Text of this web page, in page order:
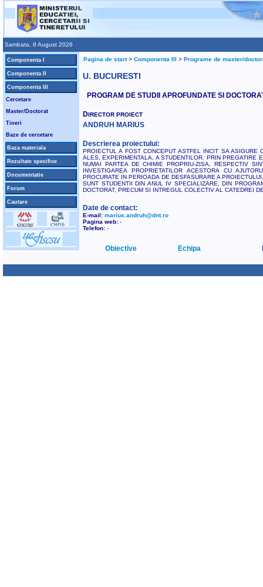
Sambata, 8 August 2026
Componenta I
Componenta II
Componenta III
Cercetare
Master/Doctorat
Tineri
Baze de cercetare
Baza materiala
Rezultate specifice
Documentatie
Forum
Cautare
Pagina de start> Componenta III > Programe de master/
U. BUCURESTI
PROGRAM DE STUDII APROFUNDATE SI
DIRECTOR PROIECT
ANDRUH MARIUS
Descrierea proiectului:
PROIECTUL A FOST CONCEPUT ASTFEL INCIT SA ASIGURE
ALES, EXPERIMENTALA, A STUDENTILOR. PRIN PREGATIRE
NUMAI PARTEA DE CHIMIE PROPRIU-ZISA, RESPECTIV
INVESTIGAREA PROPRIETATILOR ACESTORA CU
PROCURATE IN PERIOADA DE DESFASURARE A
SUNT STUDENTII DIN ANUL IV SPECIALIZARE, DIN
DOCTORAT, PRECUM SI INTREGUL COLECTIV AL CATEDREI
Date de contact:
E-mail: marius.andruh@dnt.ro
Pagina web: -
Telefon: -
Obiective Echipa